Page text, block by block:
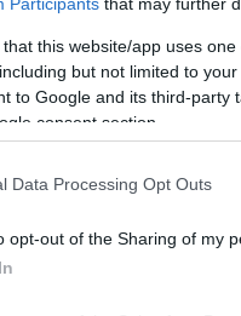
that this website/app uses
but not limited to
to Google and its third-party
consent section.
Data Processing Opt Outs
opt-out of the Sharing of my
preocupação
de criminalidade,